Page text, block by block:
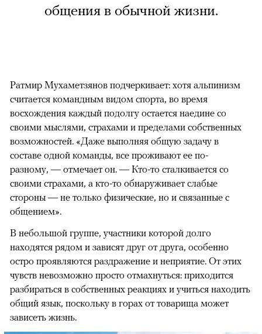
общения в обычной жизни.
Ратмир Мухаметзянов подчеркивает: хотя альпинизм
считается командным видом спорта, во время
восхождения каждый подолгу остается наедине со
своими мыслями, страхами и пределами собственных
возможностей. «Даже выполняя общую задачу в
составе одной команды, все проживают ее по-
разному, — отмечает он. — Кто-то сталкивается со
своими страхами, а кто-то обнаруживает слабые
стороны — не только физические, но и связанные с
общением».
В небольшой группе, участники которой долго
находятся рядом и зависят друг от друга, особенно
остро проявляются раздражение и неприятие. От этих
чувств невозможно просто отмахнуться: приходится
разбираться в собственных реакциях и учиться находить
общий язык, поскольку в горах от товарища может
зависеть жизнь.